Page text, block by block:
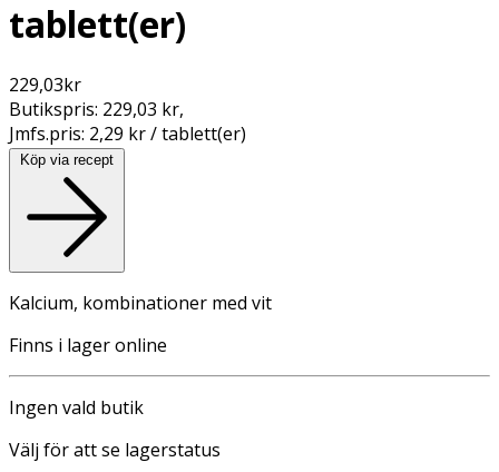
tablett(er)
229,03kr
Butikspris: 229,03 kr,
Jmfs.pris: 2,29 kr / tablett(er)
Köp via recept
Kalcium, kombinationer med vit
Finns i lager online
Ingen vald butik
Välj för att se lagerstatus